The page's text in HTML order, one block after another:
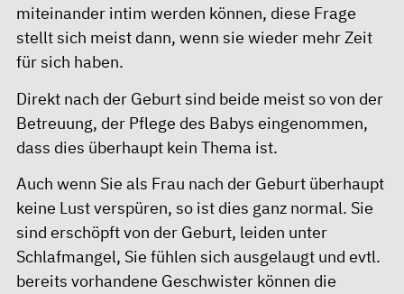
miteinander intim werden können, diese Frage
stellt sich meist dann, wenn sie wieder mehr Zeit
für sich haben.
Direkt nach der Geburt sind beide meist so von der
Betreuung, der Pflege des Babys eingenommen,
dass dies überhaupt kein Thema ist.
Auch wenn Sie als Frau nach der Geburt überhaupt
keine Lust verspüren, so ist dies ganz normal. Sie
sind erschöpft von der Geburt, leiden unter
Schlafmangel, Sie fühlen sich ausgelaugt und evtl.
bereits vorhandene Geschwister können die